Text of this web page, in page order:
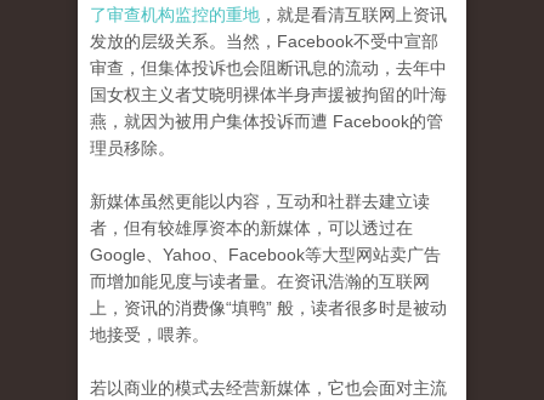
了审查机构监控的重地 ，就是看清互联网上资讯
发放的层级关系。当然，Facebook不受中宣部
审查，但集体投诉也会阻断讯息的流动，去年中
国女权主义者艾晓明裸体半身声援被拘留的叶海
燕，就因为被用户集体投诉而遭 Facebook的管
理员移除。
新媒体虽然更能以内容，互动和社群去建立读
者，但有较雄厚资本的新媒体，可以透过在
Google、Yahoo、Facebook等大型网站卖广告
而增加能见度与读者量。在资讯浩瀚的互联网
上，资讯的消费像“填鸭” 般，读者很多时是被动
地接受，喂养。
若以商业的模式去经营新媒体，它也会面对主流